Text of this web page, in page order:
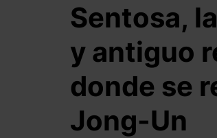
Sentosa,
y antiguo
donde se
Jong-Un